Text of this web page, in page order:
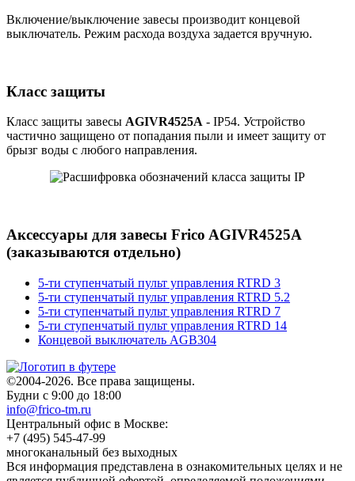
Включение/выключение завесы производит концевой
выключатель. Режим расхода воздуха задается вручную.
Класс защиты
Класс защиты завесы AGIVR4525A - IP54. Устройство
частично защищено от попадания пыли и имеет защиту от
брызг воды с любого направления.
Аксессуары для завесы Frico AGIVR4525A
(заказываются отдельно)
5-ти ступенчатый пульт управления RTRD 3
5-ти ступенчатый пульт управления RTRD 5.2
5-ти ступенчатый пульт управления RTRD 7
5-ти ступенчатый пульт управления RTRD 14
Концевой выключатель AGB304
©2004-2026. Все права защищены.
Будни с 9:00 до 18:00
info@frico-tm.ru
Центральный офис в Москве:
+7 (495) 545-47-99
многоканальный без выходных
Вся информация представлена в ознакомительных целях и не